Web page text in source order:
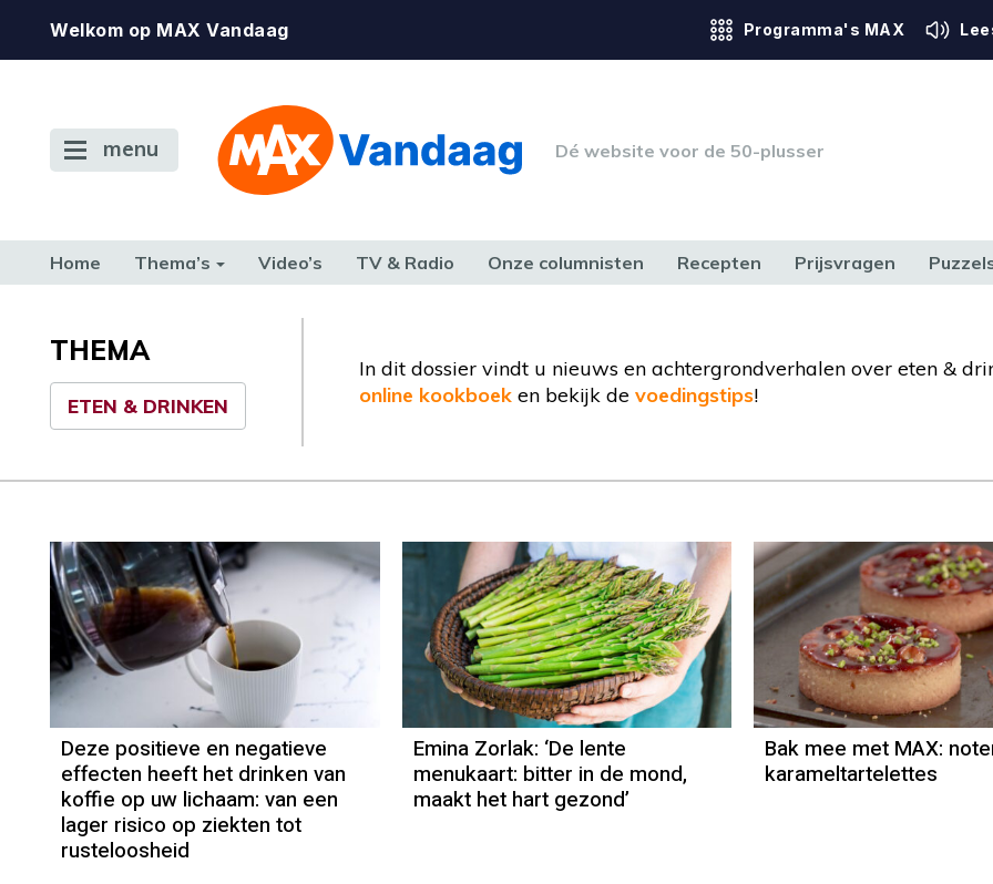
Welkom op MAX Vandaag Programma's MAX
menu Dé website voor de 50-plusser
Home Thema’s Video’s TV & Radio Onze columnisten Recepten Prijsvragen
TERUG NAAR TOEN
THEMA
ETEN & DRINKEN
In dit dossier vindt u nieuws en achtergrondverhalen over eten &
online kookboek en bekijk de voedingstips!
Deze positieve en negatieve
effecten heeft het drinken van
koffie op uw lichaam: van een
lager risico op ziekten tot
rusteloosheid
Column
Emina Zorlak
Emina Zorlak: ‘De lente
menukaart: bitter in de mond,
maakt het hart gezond’
Bak mee met MAX:
karameltartelettes